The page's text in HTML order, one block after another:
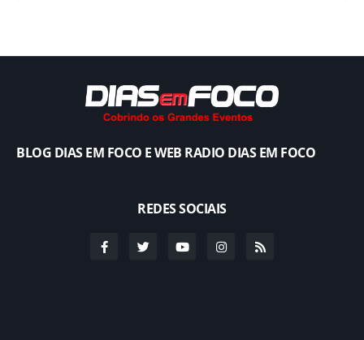
BLOG DIAS EM FOCO E WEB RADIO DIAS EM FOCO
REDES SOCIAIS